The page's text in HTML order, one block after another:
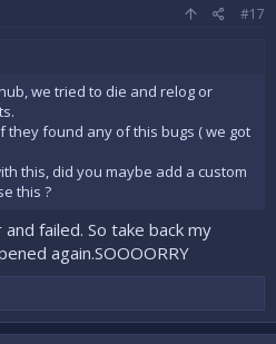
#17
we tried to die and relog or
they found any of this bugs ( we got
this, did you maybe add a custom
this ?
failed. So take back my
again.SOOOORRY